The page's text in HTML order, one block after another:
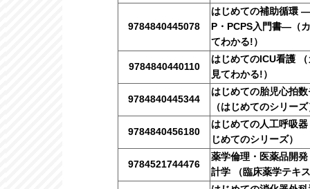
9784840445078
はじめての補助循環
P・PCPS入門書―（
てわかる!）
9784840440110
はじめてのICU看護
見てわかる!）
9784840445344
はじめての胎児心拍
（はじめてのシリー
9784840456180
はじめての人工呼吸
じめてのシリーズ）
9784521744476
薬学倫理・医薬品開
計学 （臨床薬学テキ